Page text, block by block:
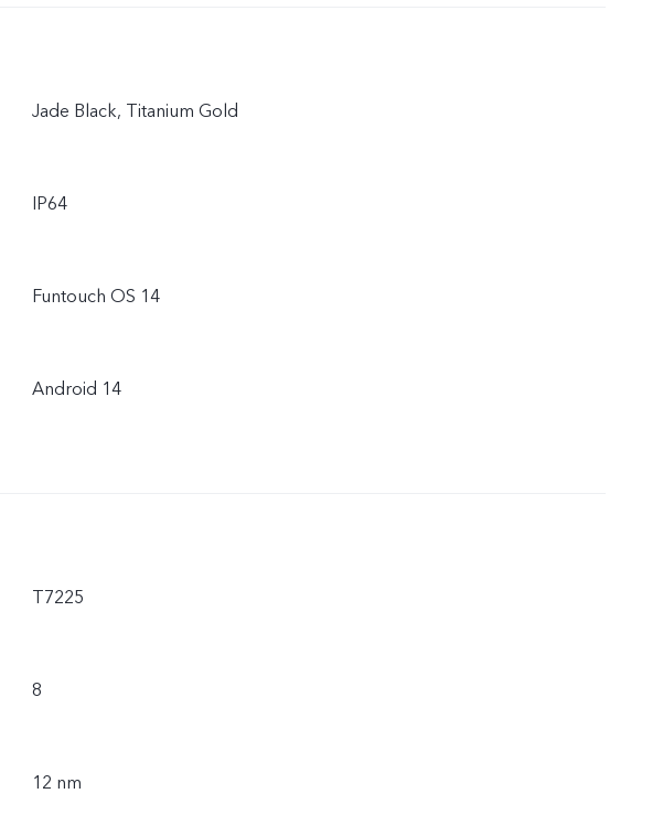
Jade Black, Titanium Gold
IP64
Funtouch OS 14
Android 14
T7225
8
12 nm